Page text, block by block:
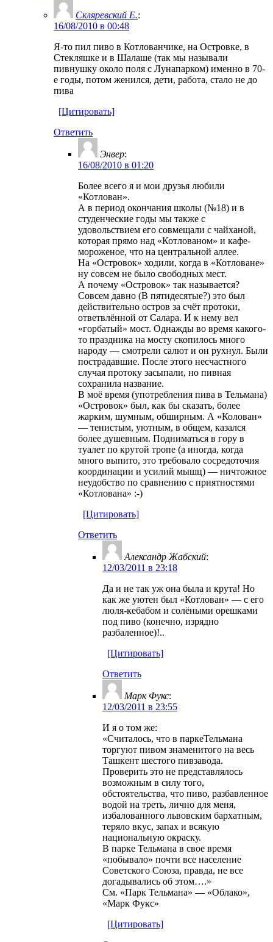
Скляревский Е.:
16/08/2010 в 00:48
Я-то пил пиво в Котлованчике, на Островке, в
Стекляшке и в Шалаше (так мы называли
пивнушку около поля с Лунапарком) именно в 70-
е годы, потом женился, дети, работа, стало не до
пива
[Цитировать]
Ответить
Энвер:
16/08/2010 в 01:20
Более всего я и мои друзья любили
«Котлован».
А в период окончания школы (№18) и в
студенческие годы мы также с
удовольствием его совмещали с чайханой,
которая прямо над «Котлованом» и кафе-
мороженое, что на центральной аллее.
На «Островок» ходили, когда в «Котловане»
ну совсем не было свободных мест.
А почему «Островок» так называется?
Совсем давно (В пятидесятые?) это был
действительно остров за счёт протоки,
ответвлённой от Салара. И к нему вел
«горбатый» мост. Однажды во время какого-
то праздника на мосту скопилось много
народу — смотрели салют и он рухнул. Были
пострадавшие. После этого несчастного
случая протоку засыпали, но пивная
сохранила название.
В моё время (употребления пива в Тельмана)
«Островок» был, как бы сказать, более
жарким, шумным, обширным. А «Колован»
— тенистым, уютным, в общем, казался
более душевным. Подниматься в гору в
туалет по крутой тропе (а иногда, когда
много выпито, это требовало сосредоточия
координации и усилий мышц) — ничтожное
неудобство по сравнению с приятностями
«Котлована» :-)
[Цитировать]
Ответить
Александр Жабский:
12/03/2011 в 23:18
Да и не так уж она была и крута! Но
как же уютен был «Котлован» — с его
люля-кебабом и солёными орешками
под пиво (конечно, изрядно
разбаленное)!..
[Цитировать]
Ответить
Марк Фукс:
12/03/2011 в 23:55
И я о том же:
«Считалось, что в паркеТельмана
торгуют пивом знаменитого на весь
Ташкент шестого пивзавода.
Проверить это не представлялось
возможным в силу того,
обстоятельства, что пиво, разбавленное
водой на треть, лично для меня,
избалованного львовским бархатным,
теряло вкус, запах и всякую
национальную окраску.
В парке Тельмана в свое время
«побывало» почти все население
Советского Союза, правда, не все
догадывались об этом….»
См. «Парк Тельмана» — «Облако»,
«Марк Фукс»
[Цитировать]